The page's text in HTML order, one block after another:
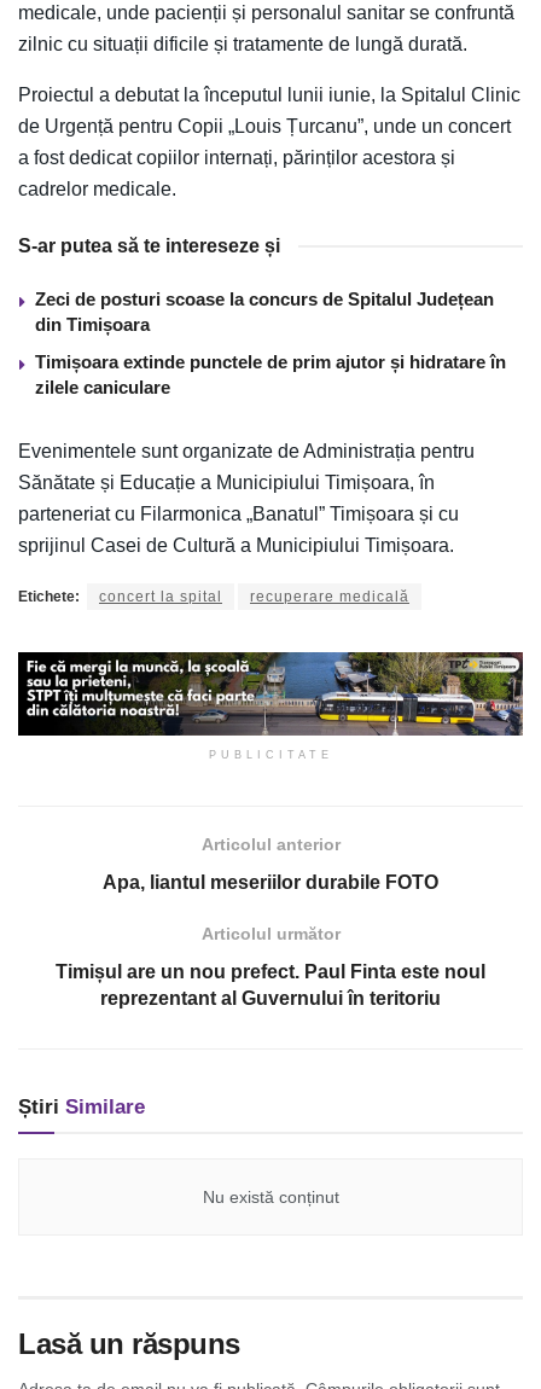
medicale, unde pacienții și personalul sanitar se confruntă
zilnic cu situații dificile și tratamente de lungă durată.
Proiectul a debutat la începutul lunii iunie, la Spitalul Clinic
de Urgență pentru Copii „Louis Țurcanu”, unde un concert
a fost dedicat copiilor internați, părinților acestora și
cadrelor medicale.
S-ar putea să te intereseze și
Zeci de posturi scoase la concurs de Spitalul Județean
din Timișoara
Timișoara extinde punctele de prim ajutor și hidratare în
zilele caniculare
Evenimentele sunt organizate de Administrația pentru
Sănătate și Educație a Municipiului Timișoara, în
parteneriat cu Filarmonica „Banatul” Timișoara și cu
sprijinul Casei de Cultură a Municipiului Timișoara.
Etichete: concert la spital recuperare medicală
PUBLICITATE
Articolul anterior
Apa, liantul meseriilor durabile FOTO
Articolul următor
Timișul are un nou prefect. Paul Finta este noul
reprezentant al Guvernului în teritoriu
Știri Similare
Nu există conținut
Lasă un răspuns